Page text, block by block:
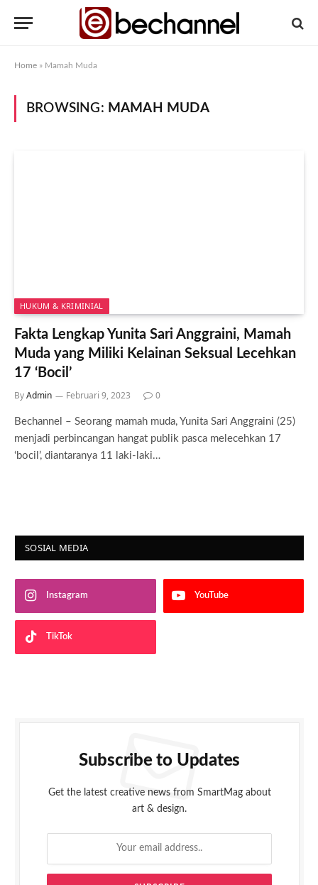
Home » Mamah Muda
BROWSING: MAMAH MUDA
HUKUM & KRIMINIAL
Fakta Lengkap Yunita Sari Anggraini, Mamah
Muda yang Miliki Kelainan Seksual Lecehkan
17 ‘Bocil’
ByAdmin Februari 9, 2023 0
Bechannel – Seorang mamah muda, Yunita Sari Anggraini (25)
menjadi perbincangan hangat publik pasca melecehkan 17
‘bocil’, diantaranya 11 laki-laki…
SOSIAL MEDIA
Instagram YouTube
TikTok
Subscribe to Updates
Get the latest creative news from SmartMag about
art & design.